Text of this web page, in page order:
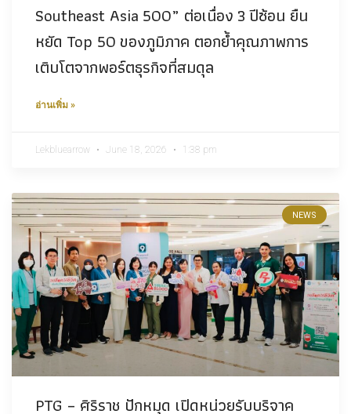
Southeast Asia 500” ต่อเนื่อง 3 ปีซ้อน ยืน
หยัด Top 50 ของภูมิภาค ตอกย้ำคุณภาพการ
เติบโตจากพอร์ตธุรกิจที่สมดุล
อ่านเพิ่ม »
Lekbluearrow June 18, 2026 1:38 pm
NEWS
PTG – ศิริราช ปักหมุด เปิดหน่วยรับบริจาค